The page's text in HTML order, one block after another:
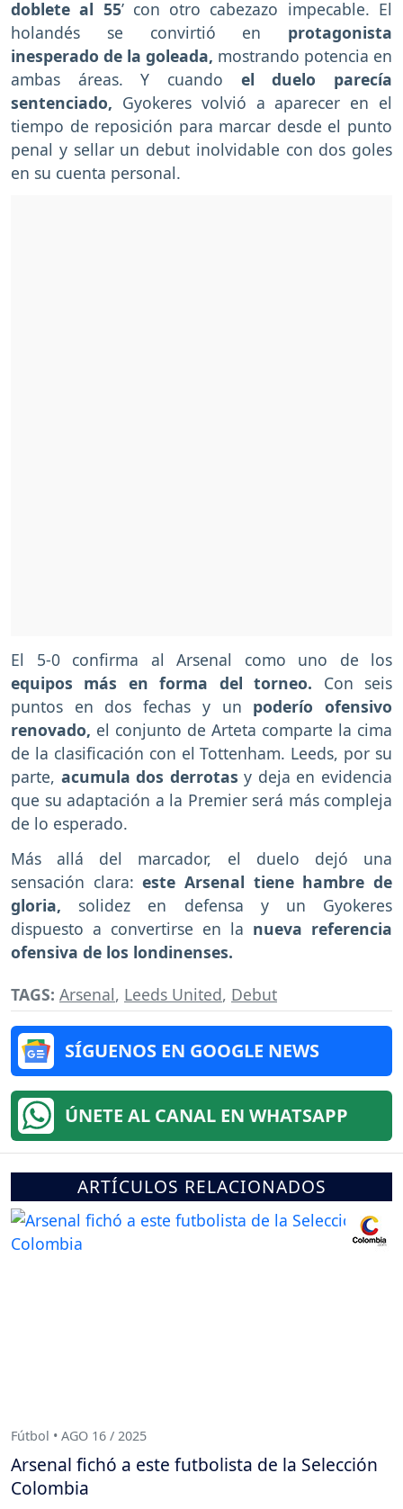
doblete al 55’ con otro cabezazo impecable. El
holandés se convirtió en protagonista
inesperado de la goleada, mostrando potencia en
ambas áreas. Y cuando el duelo parecía
sentenciado, Gyokeres volvió a aparecer en el
tiempo de reposición para marcar desde el punto
penal y sellar un debut inolvidable con dos goles
en su cuenta personal.
El 5-0 confirma al Arsenal como uno de los
equipos más en forma del torneo. Con seis
puntos en dos fechas y un poderío ofensivo
renovado, el conjunto de Arteta comparte la cima
de la clasificación con el Tottenham. Leeds, por su
parte, acumula dos derrotasy deja en evidencia
que su adaptación a la Premier será más compleja
de lo esperado.
Más allá del marcador, el duelo dejó una
sensación clara: este Arsenal tiene hambre de
gloria, solidez en defensa y un Gyokeres
dispuesto a convertirse en la nueva referencia
ofensiva de los londinenses.
TAGS: Arsenal, Leeds United, Debut
SÍGUENOS EN GOOGLE NEWS
ÚNETE AL CANAL EN WHATSAPP
ARTÍCULOS RELACIONADOS
Fútbol • AGO 16 / 2025
Arsenal fichó a este futbolista de la Selección
Colombia